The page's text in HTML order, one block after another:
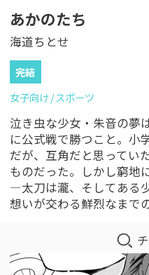
あかのたち
海道ちとせ
完結
女子向け スポーツ
泣き虫な少女・朱音の夢
に公式戦で勝つこと。小
だが、互角だと思ってい
ものだった。しかし窮地
―太刀は瀧、そしてある
想いが交わる鮮烈なまで